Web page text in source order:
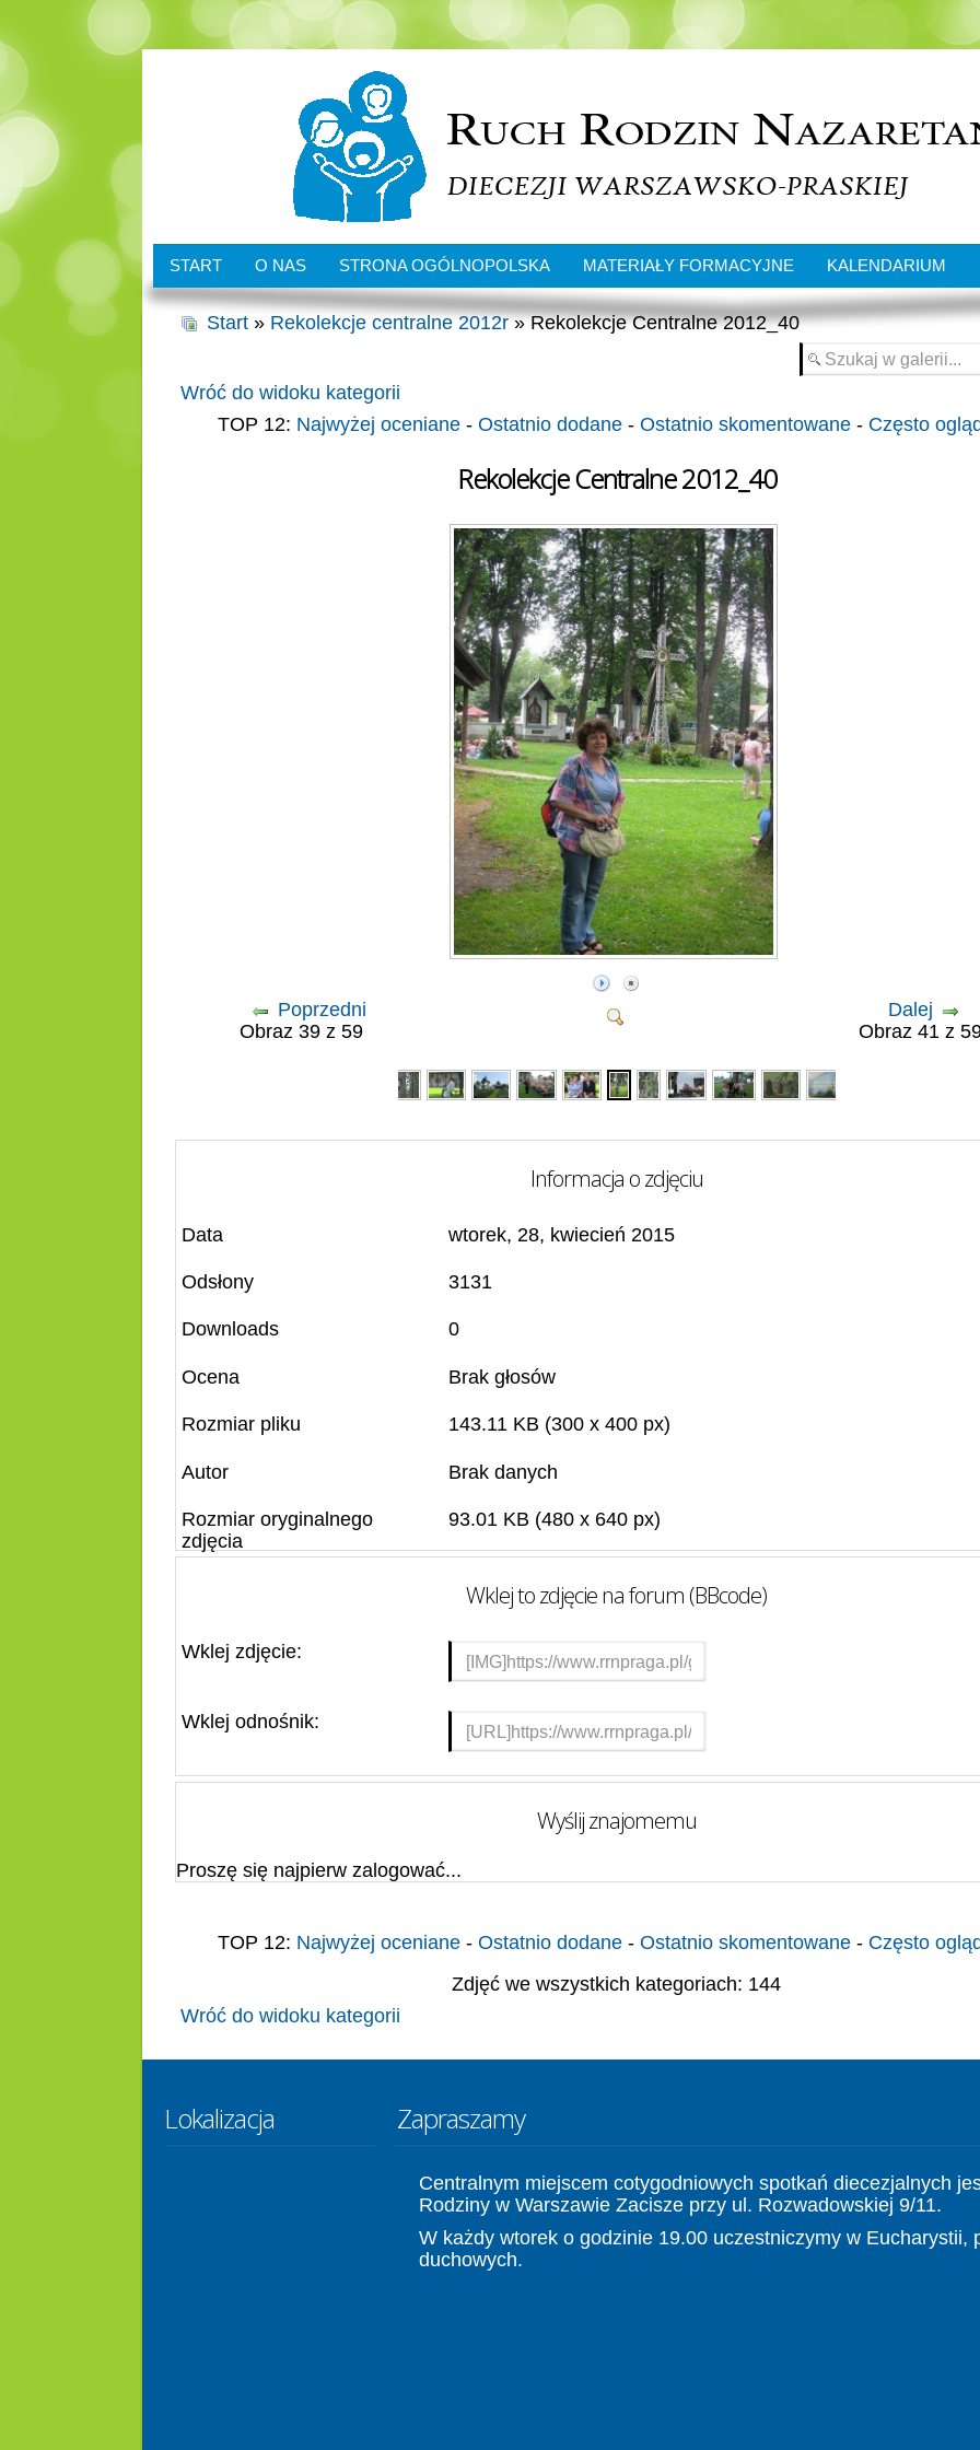
START O NAS STRONA OGÓLNOPOLSKA MATERIAŁY FORMACYJNE KALENDARIUM
Start» Rekolekcje centralne 2012r» Rekolekcje Centralne 2012_40
Wróć do widoku kategorii
TOP 12: Najwyżej oceniane- Ostatnio dodane- Ostatnio skomentowane- Często
Rekolekcje Centralne 2012_40
Poprzedni
Obraz 39 z 59
Dalej
Obraz 41 z
Informacja o zdjęciu
Data wtorek, 28, kwiecień 2015
Odsłony 3131
Downloads 0
Ocena Brak głosów
Rozmiar pliku 143.11 KB (300 x 400 px)
Autor Brak danych
Rozmiar oryginalnego
zdjęcia
93.01 KB (480 x 640 px)
Wklej to zdjęcie na forum (BBcode)
Wklej zdjęcie:
Wklej odnośnik:
Wyślij znajomemu
Proszę się najpierw zalogować...
TOP 12: Najwyżej oceniane- Ostatnio dodane- Ostatnio skomentowane- Często
Zdjęć we wszystkich kategoriach: 144
Wróć do widoku kategorii
Lokalizacja Zapraszamy
Centralnym miejscem cotygodniowych spotkań diecezjalnych
Rodziny w Warszawie Zacisze przy ul. Rozwadowskiej 9/11.
W każdy wtorek o godzinie 19.00 uczestniczymy w Eucharystii,
duchowych.